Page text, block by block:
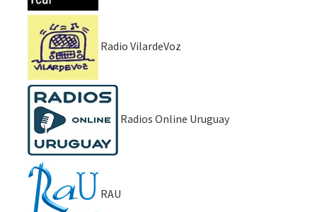
Radio VilardeVoz
Radios Online Uruguay
RAU